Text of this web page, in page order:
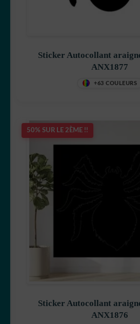
Sticker Autocollant
ANX1877
+63 COULEURS
50% SUR LE 2ÈME !!
Sticker Autocollant
ANX1876